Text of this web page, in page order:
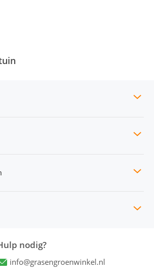
nodig?
info@grasengroenwinkel.nl